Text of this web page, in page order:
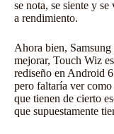
se nota, se siente y
a rendimiento.
Ahora bien,
mejorar, Touch Wiz
rediseño en Android
pero faltaría ver
que tienen de cierto
que supuestamente